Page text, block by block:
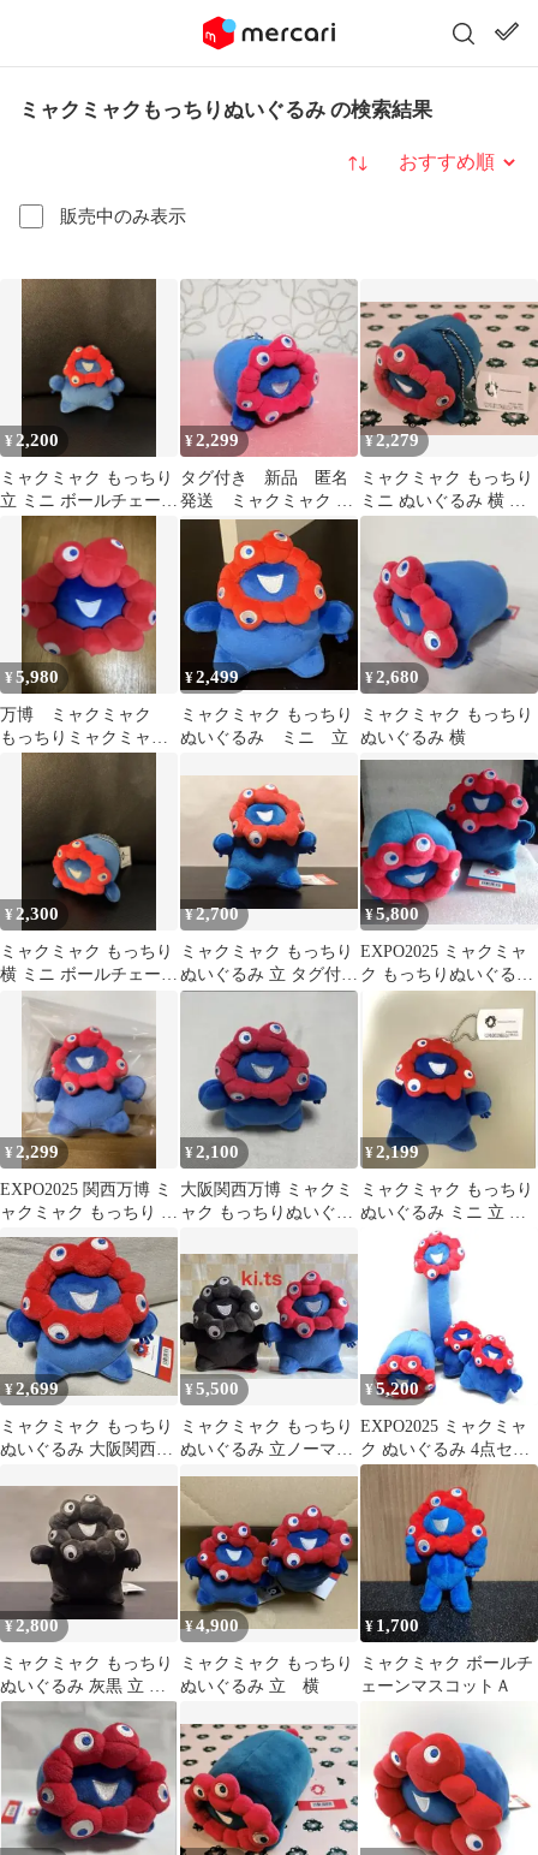
ミャクミャクもっちりぬいぐるみ の検索結果
販売中のみ表示
並び替え
¥ 2,200
ミャクミャク もっちり
立 ミニ ボールチェーン
¥2,299
タグ付き 新品 匿名
発送 ミャクミャク も
っちり ぬいぐるみ ミニ
¥2,279
ミャクミャク もっちり
ミニ ぬいぐるみ 横 ボ
ールチェーン キーホル
¥5,980
万博 ミャクミャク
もっちりミャクミャ
ク ぬいぐるみ 中
¥2,499
ミャクミャク もっちり
ぬいぐるみ ミニ 立
¥2,680
ミャクミャク もっちり
ぬいぐるみ 横
¥2,300
ミャクミャク もっちり
横 ミニ ボールチェーン
万博
¥2,700
ミャクミャク もっちり
ぬいぐるみ 立 タグ付き
大阪関西万博
¥5,800
EXPO2025 ミャクミャ
ク もっちりぬいぐるみ
(立)(横)セット
¥ 2,299
EXPO2025 関西万博 ミ
ャクミャク もっちり ぬ
いぐるみ 立 キーホルダ
ー
¥2,100
大阪関西万博 ミャクミ
ャク もっちりぬいぐる
マル ミニ
¥2,199
ミャクミャク もっちり
ぬいぐるみ ミニ 立 ボ
ールチェーン
¥2,699
ミャクミャク もっちり
ぬいぐるみ 大阪関西万
¥5,500
ミャクミャク もっちり
ぬいぐるみ 立ノーマル
EXPO2025
¥5,200
EXPO2025 ミャクミャ
ク ぬいぐるみ 4点セッ
ト
¥2,800
ミャクミャク もっちり
ぬいぐるみ 灰黒 立 タ
グ付き 大阪関西万博
¥4,900
ミャクミャク もっちり
ぬいぐるみ 立 横
¥ 1,700
ミャクミャク ボールチ
ェーンマスコットＡ